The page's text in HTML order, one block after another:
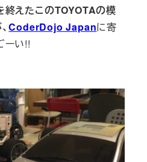
終えたこのTOYOTAの模
CoderDojo Japanに寄
ーい!!